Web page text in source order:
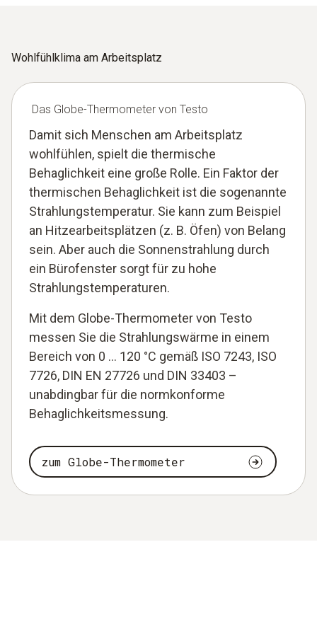
Wohlfühlklima am Arbeitsplatz
Das Globe-Thermometer von Testo
Damit sich Menschen am Arbeitsplatz
wohlfühlen, spielt die thermische
Behaglichkeit eine große Rolle. Ein Faktor der
thermischen Behaglichkeit ist die sogenannte
Strahlungstemperatur. Sie kann zum Beispiel
an Hitzearbeitsplätzen (z. B. Öfen) von Belang
sein. Aber auch die Sonnenstrahlung durch
ein Bürofenster sorgt für zu hohe
Strahlungstemperaturen.
Mit dem Globe-Thermometer von Testo
messen Sie die Strahlungswärme in einem
Bereich von 0 … 120 °C gemäß ISO 7243, ISO
7726, DIN EN 27726 und DIN 33403 –
unabdingbar für die normkonforme
Behaglichkeitsmessung.
zum Globe-Thermometer